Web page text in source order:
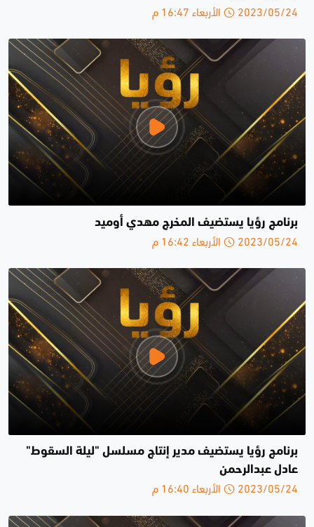
2023/05/24 الأربعاء 16:47 م
برنامج رؤيا يستضيف المخرج مهدي أوميد
2023/05/24 الأربعاء 16:42 م
برنامج رؤيا يستضيف مدير إنتاج مسلسل "ليلة السقوط"
عادل عبدالرحمن
2023/05/24 الأربعاء 16:40 م